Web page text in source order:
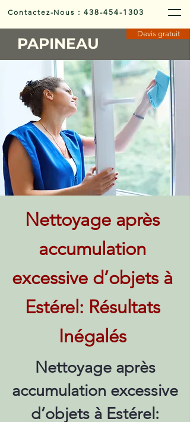
Contactez-Nous :438-454-1303
PAPINEAU
Devis gratuit
Nettoyage après
accumulation
excessive d’objets à
Estérel: Résultats
Inégalés
Nettoyage après
accumulation excessive
d’objets à Estérel: